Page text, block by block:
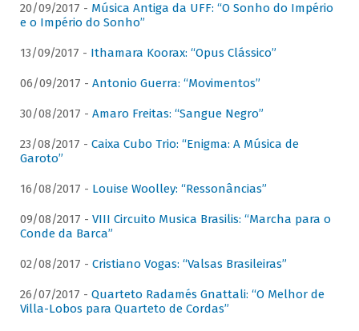
20/09/2017 - Música Antiga da UFF: “O Sonho do Império
e o Império do Sonho”
13/09/2017 - Ithamara Koorax: “Opus Clássico”
06/09/2017 - Antonio Guerra: “Movimentos”
30/08/2017 - Amaro Freitas: “Sangue Negro”
23/08/2017 - Caixa Cubo Trio: “Enigma: A Música de
Garoto”
16/08/2017 - Louise Woolley: “Ressonâncias”
09/08/2017 - VIII Circuito Musica Brasilis: “Marcha para o
Conde da Barca”
02/08/2017 - Cristiano Vogas: “Valsas Brasileiras”
26/07/2017 - Quarteto Radamés Gnattali: “O Melhor de
Villa-Lobos para Quarteto de Cordas”